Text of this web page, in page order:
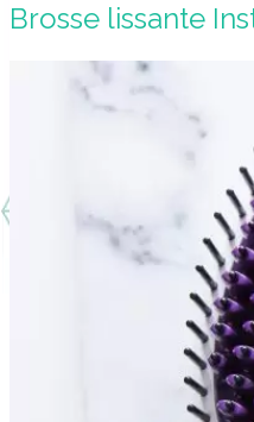
Brosse lissante